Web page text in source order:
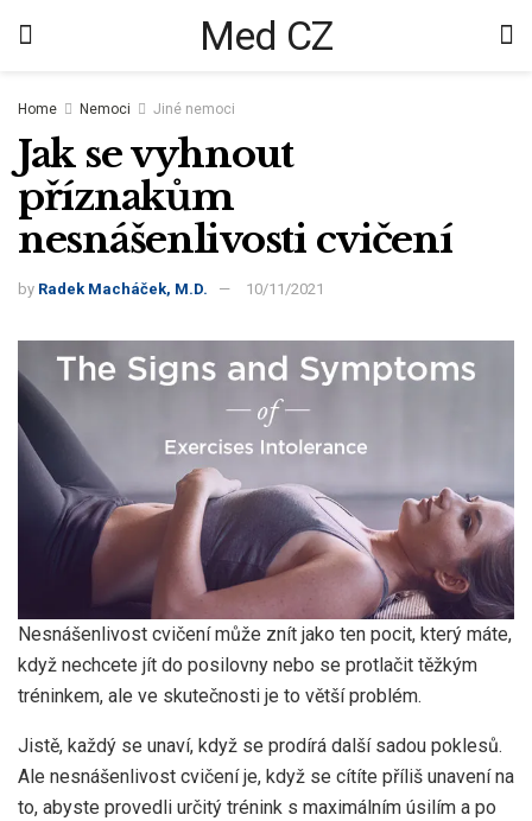
Med CZ
Home Nemoci Jiné nemoci
Jak se vyhnout
příznakům
nesnášenlivosti cvičení
by Radek Macháček, M.D. 10/11/2021
Nesnášenlivost cvičení může znít jako ten pocit, který máte,
když nechcete jít do posilovny nebo se protlačit těžkým
tréninkem, ale ve skutečnosti je to větší problém.
Jistě, každý se unaví, když se prodírá další sadou poklesů.
Ale nesnášenlivost cvičení je, když se cítíte příliš unavení na
to, abyste provedli určitý trénink s maximálním úsilím a po